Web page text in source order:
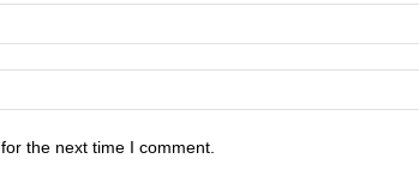
the next time I comment.